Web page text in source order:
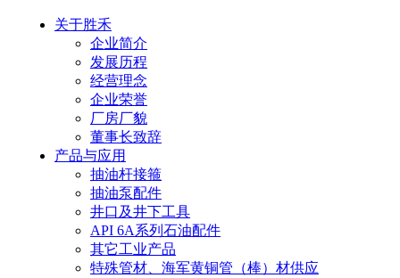
关于胜禾
企业简介
发展历程
经营理念
企业荣誉
厂房厂貌
董事长致辞
产品与应用
抽油杆接箍
抽油泵配件
井口及井下工具
API 6A系列石油配件
其它工业产品
特殊管材、海军黄铜管（棒）材供应